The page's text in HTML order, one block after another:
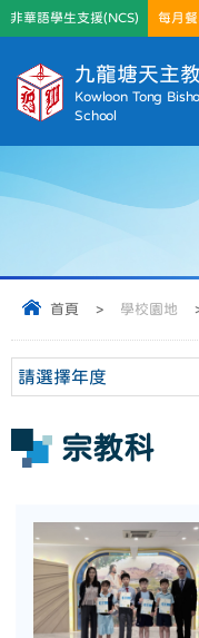
九龍塘天主
Kowloon Tong
School
非華語學生支援(NCS) 每月餐
首頁 > 學校園地
請選擇年度
宗教科